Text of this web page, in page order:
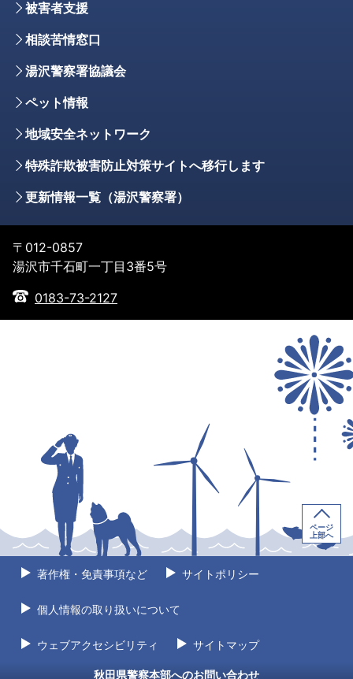
被害者支援
相談苦情窓口
湯沢警察署協議会
ペット情報
地域安全ネットワーク
特殊詐欺被害防止対策サイトへ移行します
更新情報一覧（湯沢警察署）
〒012-0857
湯沢市千石町一丁目3番5号
0183-73-2127
著作権・免責事項など サイトポリシー
個人情報の取り扱いについて
ウェブアクセシビリティ サイトマップ
秋田県警察本部へのお問い合わせ
ページ
上部へ